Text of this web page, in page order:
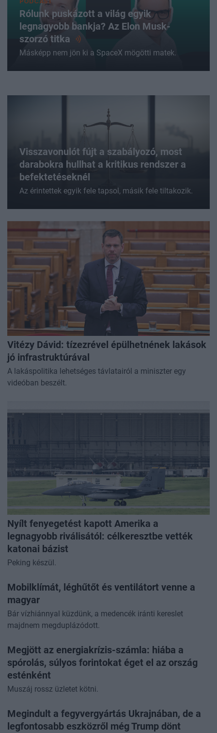
Rólunk puskázott a világ egyik
legnagyobb bankja? Az Elon Musk-
szorzó titka
Másképp nem jön ki a SpaceX mögötti matek.
Visszavonulót fújt a szabályozó, most
darabokra hullhat a kritikus rendszer a
befektetéseknél
Az érintettek egyik fele tapsol, másik fele tiltakozik.
Vitézy Dávid: tízezrével épülhetnének lakások
jó infrastruktúrával
A lakáspolitika lehetséges távlatairól a miniszter egy
videóban beszélt.
Nyílt fenyegetést kapott Amerika a
legnagyobb riválisától: célkeresztbe vették
katonai bázist
Peking készül.
Mobilklímát, léghűtőt és ventilátort venne a
magyar
Bár vízhiánnyal küzdünk, a medencék iránti kereslet
majdnem megduplázódott.
Megjött az energiakrízis-számla: hiába a
spórolás, súlyos forintokat éget el az ország
esténként
Muszáj rossz üzletet kötni.
Megindult a fegyvergyártás Ukrajnában, de a
legfontosabb eszközről még Trump dönt